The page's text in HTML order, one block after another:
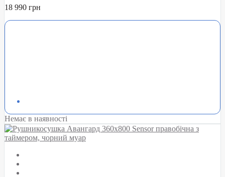
18 990 грн
Немає в наявності